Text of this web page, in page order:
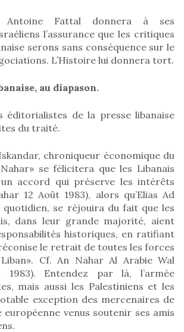
Antoine Fattal donnera à ses
l’assurance que les critiques
serons sans conséquence sur le
L’Histoire lui donnera tort.
au diapason.
éditorialistes de la presse libanaise
du traité.
chroniqueur économique du
se félicitera que les Libanais
accord qui préserve les intérêts
12 Août 1983), alors qu’Elias Ad
quotidien, se réjouira du fait que les
dans leur grande majorité, aient
historiques, en ratifiant
le retrait de toutes les forces
Cf. An Nahar Al Arabie Wal
Entendez par là, l’armée
mais aussi les Palestiniens et les
exception des mercenaires de
européenne venus soutenir ses amis